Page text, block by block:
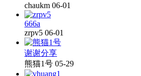
chaukm 06-01
666a
zrpv5 06-01
谢谢分享
熊猫1号 05-29